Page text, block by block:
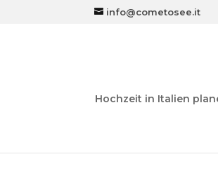
info@cometosee.it
Hochzeit in Italien